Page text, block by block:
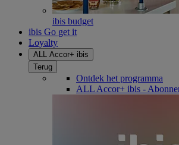
ibis budget
ibis Go get it
Loyalty
ALL Accor+ ibis
Terug
Ontdek het programma
ALL Accor+ ibis -